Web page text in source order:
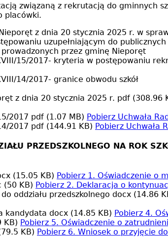
związaną z rekrutacją do gminnych
placówki.
z dnia 20 stycznia 2025 r. w
uzupełniającym do
przez gminę Nieporęt
15/2017- kryteria w postępowaniu
14/2017- granice obwodu szkół
z dnia 20 stycznia 2025 r. pdf (308.96
2017 pdf (1.07 MB) Pobierz Uchwała
2017 pdf (144.91 KB) Pobierz Uchwała
PRZEDSZKOLNEGO NA ROK
(15.05 KB) Pobierz 1. Oświadczenie o
(50 KB) Pobierz 2. Deklaracja o
oddziału przedszkolnego docx (14.86
kandydata docx (14.85 KB) Pobierz 4.
KB) Pobierz 5. Oświadczenie o
KB) Pobierz 6. Wniosek o przyjęcie